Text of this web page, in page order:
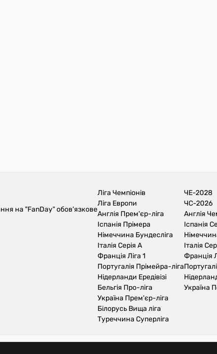
на "FanDay" обов'язкове
Ліга Чемпіонів
Ліга Европи
Англія Прем'єр-ліга
Іспанія Прімера
Німеччина Бундесліга
Італія Серія А
Франція Ліга 1
Португалія Прімейра-ліга
Нідерланди Ередівізі
Бельгія Про-ліга
Україна Прем'єр-ліга
Білорусь Вища ліга
Туреччина Суперліга
ЧЕ-2028
ЧС-2026
Англія
Іспанія
Італія
Франція
Україна